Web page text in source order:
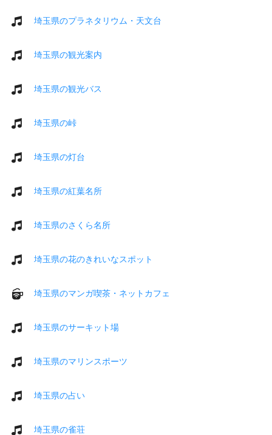
埼玉県のプラネタリウム・天文台
埼玉県の観光案内
埼玉県の観光バス
埼玉県の峠
埼玉県の灯台
埼玉県の紅葉名所
埼玉県のさくら名所
埼玉県の花のきれいなスポット
埼玉県のマンガ喫茶・ネットカフェ
埼玉県のサーキット場
埼玉県のマリンスポーツ
埼玉県の占い
埼玉県の雀荘